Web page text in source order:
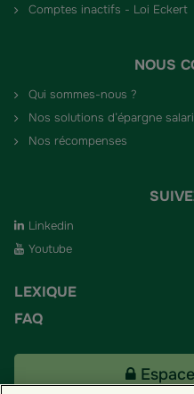
Comptes inactifs - Loi Eckert
NOUS
Qui sommes-nous ?
Nos solutions d’épargne
Nos récompenses
Linkedin
Youtube
LEXIQUE
FAQ